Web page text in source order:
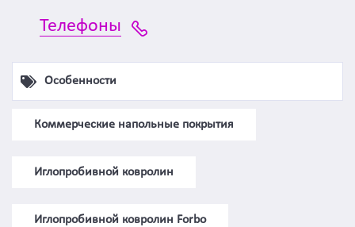
Телефоны
Особенности
Коммерческие напольные покрытия
Иглопробивной ковролин
Иглопробивной ковролин Forbo